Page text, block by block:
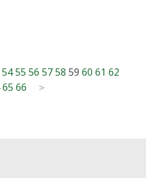
5455 56 5758 59 60 61 62
65 66 >